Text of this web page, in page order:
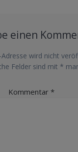
einen
Adresse wird nicht
Felder sind mit *
Kommentar *